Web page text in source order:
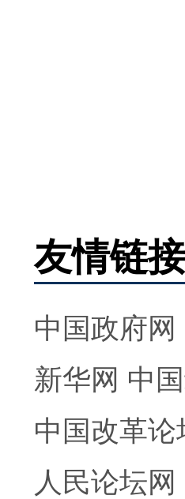
友情链
中国政府网
新华网 中
中国改革论
人民论坛网